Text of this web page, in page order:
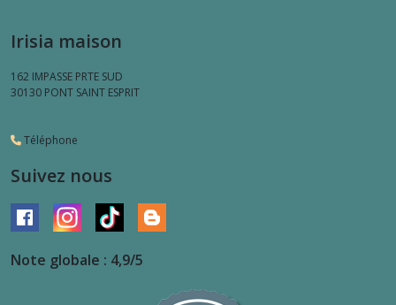
Irisia maison
162 IMPASSE PRTE SUD
30130 PONT SAINT ESPRIT
Téléphone
Suivez nous
Note globale : 4,9/5